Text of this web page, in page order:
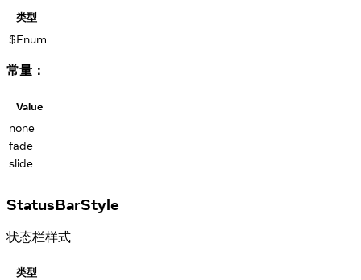
类型
$Enum
常量：
Value
none
fade
slide
StatusBarStyle
状态栏样式
类型